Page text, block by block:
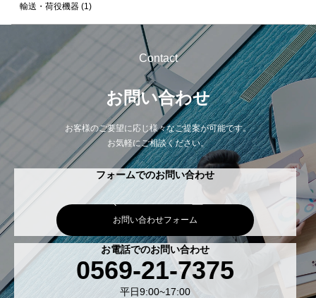
輸送・荷役機器 (1)
Contact
お問い合わせ
お客様のご要望に応じ様々なご提案が可能です。
お気軽にご相談ください。
フォームでのお問い合わせ
お問い合わせフォーム
お電話でのお問い合わせ
0569-21-7375
平日9:00~17:00